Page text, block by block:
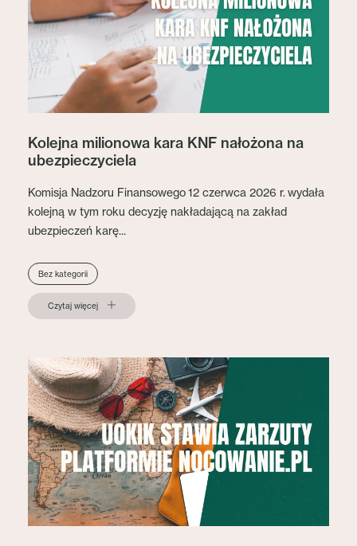
Kolejna milionowa kara KNF nałożona na
ubezpieczyciela
Komisja Nadzoru Finansowego 12 czerwca 2026 r. wydała
kolejną w tym roku decyzję nakładającą na zakład
ubezpieczeń karę...
Bez kategorii
Czytaj więcej